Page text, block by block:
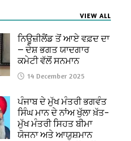
VIEW ALL
ਨਿਊਜ਼ੀਲੈਂਡ ਤੋਂ ਆਏ ਵਫ਼ਦ ਦਾ
— ਦੇਸ਼ ਭਗਤ ਯਾਦਗਾਰ
ਕਮੇਟੀ ਵੱਲੋਂ ਸਨਮਾਨ
14 December 2025
ਪੰਜਾਬ ਦੇ ਮੁੱਖ ਮੰਤਰੀ ਭਗਵੰਤ
ਸਿੰਘ ਮਾਨ ਦੇ ਨਾਂਅ ਖੁੱਲਾ ਖ਼ੱਤ–
ਮੁੱਖ ਮੰਤਰੀ ਸਿਹਤ ਬੀਮਾ
ਯੋਜਨਾ ਅਤੇ ਆਯੁਸ਼ਮਾਨ